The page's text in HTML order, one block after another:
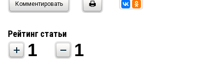
Комментировать
Рейтинг статьи
1 1